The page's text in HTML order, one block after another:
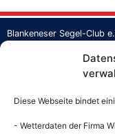
Diese Webseite bindet
- Wetterdaten der Firma
Blankeneser Segel-Club
Jollenhafen Blankenese
Mail:
buero@bsc-